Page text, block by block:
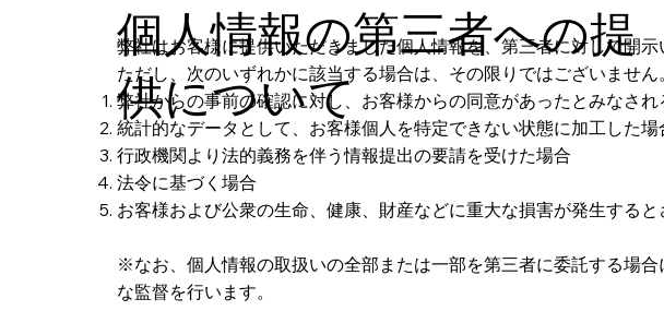
個人情報の第三者への提
供について
弊社はお客様に提供いただきました個人情報を、第三者に対して開示
ただし、次のいずれかに該当する場合は、その限りではございません。
弊社からの事前の確認に対し、お客様からの同意があったとみなされ
統計的なデータとして、お客様個人を特定できない状態に加工した場
行政機関より法的義務を伴う情報提出の要請を受けた場合
法令に基づく場合
お客様および公衆の生命、健康、財産などに重大な損害が発生すると
※なお、個人情報の取扱いの全部または一部を第三者に委託する場
な監督を行います。